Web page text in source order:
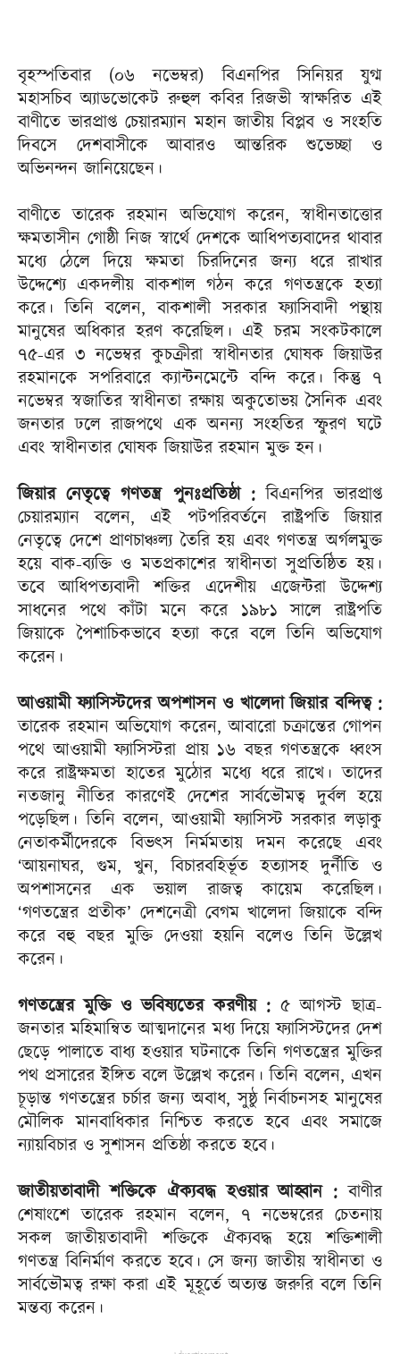
বৃহস্পতিবার (০৬ নভেম্বর) বিএনপির সিনিয়র যুগ্ম
মহাসচিব অ্যাডভোকেট রুহুল কবির রিজভী স্বাক্ষরিত এই
বাণীতে ভারপ্রাপ্ত চেয়ারম্যান মহান জাতীয় বিপ্লব ও সংহতি
দিবসে দেশবাসীকে আবারও আন্তরিক শুভেচ্ছা ও
অভিনন্দন জানিয়েছেন।
বাণীতে তারেক রহমান অভিযোগ করেন, স্বাধীনতাত্তোর
ক্ষমতাসীন গোষ্ঠী নিজ স্বার্থে দেশকে আধিপত্যবাদের থাবার
মধ্যে ঠেলে দিয়ে ক্ষমতা চিরদিনের জন্য ধরে রাখার
উদ্দেশ্যে একদলীয় বাকশাল গঠন করে গণতন্ত্রকে হত্যা
করে। তিনি বলেন, বাকশালী সরকার ফ্যাসিবাদী পন্থায়
মানুষের অধিকার হরণ করেছিল। এই চরম সংকটকালে
৭৫-এর ৩ নভেম্বর কুচক্রীরা স্বাধীনতার ঘোষক জিয়াউর
রহমানকে সপরিবারে ক্যান্টনমেন্টে বন্দি করে। কিন্তু ৭
নভেম্বর স্বজাতির স্বাধীনতা রক্ষায় অকুতোভয় সৈনিক এবং
জনতার ঢলে রাজপথে এক অনন্য সংহতির স্ফুরণ ঘটে
এবং স্বাধীনতার ঘোষক জিয়াউর রহমান মুক্ত হন।
জিয়ার নেতৃত্বে গণতন্ত্র পুনঃপ্রতিষ্ঠা :বিএনপির ভারপ্রাপ্ত
চেয়ারম্যান বলেন, এই পটপরিবর্তনে রাষ্ট্রপতি জিয়ার
নেতৃত্বে দেশে প্রাণচাঞ্চল্য তৈরি হয় এবং গণতন্ত্র অর্গলমুক্ত
হয়ে বাক-ব্যক্তি ও মতপ্রকাশের স্বাধীনতা সুপ্রতিষ্ঠিত হয়।
তবে আধিপত্যবাদী শক্তির এদেশীয় এজেন্টরা উদ্দেশ্য
সাধনের পথে কাঁটা মনে করে ১৯৮১ সালে রাষ্ট্রপতি
জিয়াকে পৈশাচিকভাবে হত্যা করে বলে তিনি অভিযোগ
করেন।
আওয়ামী ফ্যাসিস্টদের অপশাসন ও খালেদা জিয়ার বন্দিত্ব :
তারেক রহমান অভিযোগ করেন, আবারো চক্রান্তের গোপন
পথে আওয়ামী ফ্যাসিস্টরা প্রায় ১৬ বছর গণতন্ত্রকে ধ্বংস
করে রাষ্ট্রক্ষমতা হাতের মুঠোর মধ্যে ধরে রাখে। তাদের
নতজানু নীতির কারণেই দেশের সার্বভৌমত্ব দুর্বল হয়ে
পড়েছিল। তিনি বলেন, আওয়ামী ফ্যাসিস্ট সরকার লড়াকু
নেতাকর্মীদেরকে বিভৎস নির্মমতায় দমন করেছে এবং
‘আয়নাঘর, গুম, খুন, বিচারবহির্ভূত হত্যাসহ দুর্নীতি ও
অপশাসনের এক ভয়াল রাজত্ব কায়েম করেছিল।
‘গণতন্ত্রের প্রতীক’ দেশনেত্রী বেগম খালেদা জিয়াকে বন্দি
করে বহু বছর মুক্তি দেওয়া হয়নি বলেও তিনি উল্লেখ
করেন।
গণতন্ত্রের মুক্তি ও ভবিষ্যতের করণীয় : ৫ আগস্ট ছাত্র-
জনতার মহিমান্বিত আত্মদানের মধ্য দিয়ে ফ্যাসিস্টদের দেশ
ছেড়ে পালাতে বাধ্য হওয়ার ঘটনাকে তিনি গণতন্ত্রের মুক্তির
পথ প্রসারের ইঙ্গিত বলে উল্লেখ করেন। তিনি বলেন, এখন
চূড়ান্ত গণতন্ত্রের চর্চার জন্য অবাধ, সুষ্ঠু নির্বাচনসহ মানুষের
মৌলিক মানবাধিকার নিশ্চিত করতে হবে এবং সমাজে
ন্যায়বিচার ও সুশাসন প্রতিষ্ঠা করতে হবে।
জাতীয়তাবাদী শক্তিকে ঐক্যবদ্ধ হওয়ার আহ্বান : বাণীর
শেষাংশে তারেক রহমান বলেন, ৭ নভেম্বরের চেতনায়
সকল জাতীয়তাবাদী শক্তিকে ঐক্যবদ্ধ হয়ে শক্তিশালী
গণতন্ত্র বিনির্মাণ করতে হবে। সে জন্য জাতীয় স্বাধীনতা ও
সার্বভৌমত্ব রক্ষা করা এই মূহূর্তে অত্যন্ত জরুরি বলে তিনি
মন্তব্য করেন।